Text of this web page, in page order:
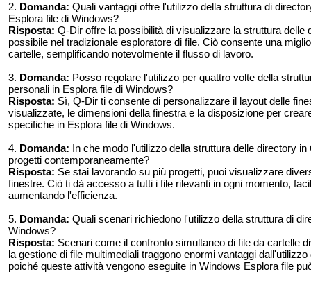
2. Domanda: Quali vantaggi offre l'utilizzo della struttura di
Esplora file di Windows?
Risposta: Q-Dir offre la possibilità di visualizzare la struttura
possibile nel tradizionale esploratore di file. Ciò consente una
cartelle, semplificando notevolmente il flusso di lavoro.
3. Domanda: Posso regolare l'utilizzo per quattro volte della
personali in Esplora file di Windows?
Risposta: Sì, Q-Dir ti consente di personalizzare il layout delle
visualizzate, le dimensioni della finestra e la disposizione per
specifiche in Esplora file di Windows.
4. Domanda: In che modo l'utilizzo della struttura delle directory
progetti contemporaneamente?
Risposta: Se stai lavorando su più progetti, puoi visualizzare
finestre. Ciò ti dà accesso a tutti i file rilevanti in ogni momento,
aumentando l'efficienza.
5. Domanda: Quali scenari richiedono l'utilizzo della struttura di
Windows?
Risposta: Scenari come il confronto simultaneo di file da cartelle
la gestione di file multimediali traggono enormi vantaggi
poiché queste attività vengono eseguite in Windows Esplora file